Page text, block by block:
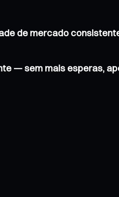
de mercado
— sem mais esperas,